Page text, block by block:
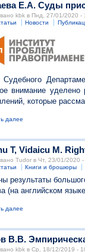
Е.А. Суды
kbk в Пнд, 27/01/2020 -
Новости
Судебного
внимание
которые
далее
Т, Vidaicu М.
Tudor в Чт, 23/01/2020 -
Книги и брошюры
результаты
(на английском
далее
В.В.
kbk в Ср, 18/12/2019 -